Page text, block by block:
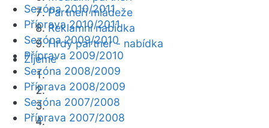
Partneři mládeže
Reklamní nabídka
Hrdý partner - nabídka
Žijeme
Sezóna 2010/2011
Příprava 2010/2011
Sezóna 2009/2010
Příprava 2009/2010
Sezóna 2008/2009
Příprava 2008/2009
Sezóna 2007/2008
Příprava 2007/2008